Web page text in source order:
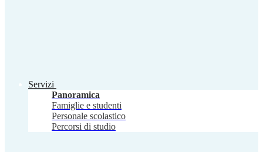
Servizi
Panoramica
Famiglie e studenti
Personale scolastico
Percorsi di studio